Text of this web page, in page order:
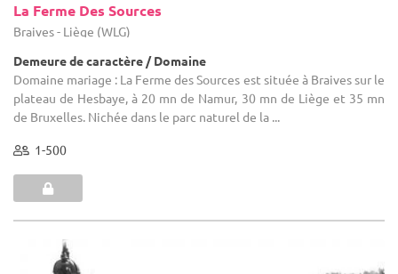
La Ferme Des Sources
Braives - Liège (WLG)
Demeure de caractère / Domaine
Domaine mariage : La Ferme des Sources est située à Braives sur le
plateau de Hesbaye, à 20 mn de Namur, 30 mn de Liège et 35 mn
de Bruxelles. Nichée dans le parc naturel de la ...
1-500